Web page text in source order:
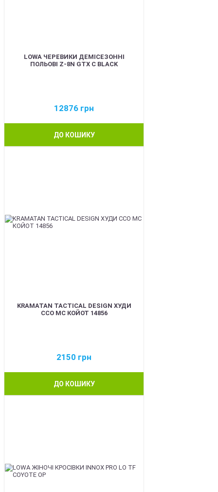
LOWA ЧЕРЕВИКИ ДЕМІСЕЗОННІ
ПОЛЬОВІ Z-8N GTX C BLACK
12876 грн
ДО КОШИКУ
KRAMATAN TACTICAL DESIGN ХУДИ
ССО МС КОЙОТ 14856
2150 грн
ДО КОШИКУ